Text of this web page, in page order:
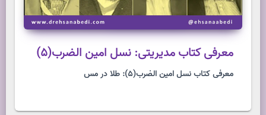
معرفی کتاب مدیریتی: نسل امین الضرب(5)
معرفی کتاب نسل امین الضرب(5): طلا در مس